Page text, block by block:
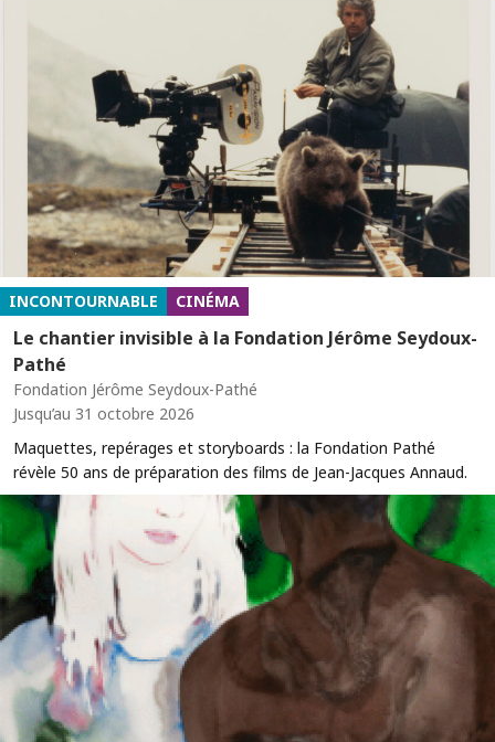
INCONTOURNABLE CINÉMA
Le chantier invisible à la Fondation Jérôme Seydoux-
Pathé
Fondation Jérôme Seydoux-Pathé
Jusqu’au 31 octobre 2026
Maquettes, repérages et storyboards : la Fondation Pathé
révèle 50 ans de préparation des films de Jean-Jacques Annaud.